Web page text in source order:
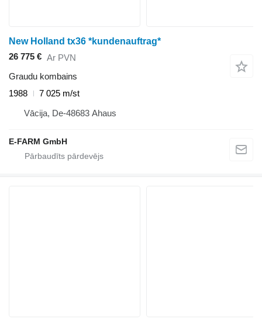
New Holland tx36 *kundenauftrag*
26 775 € Ar PVN
Graudu kombains
1988
7 025 m/st
Vācija, De-48683 Ahaus
E-FARM GmbH